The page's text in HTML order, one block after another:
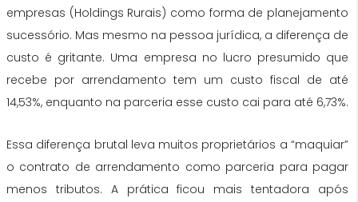
empresas (Holdings Rurais) como forma de planejamento
sucessório. Mas mesmo na pessoa jurídica, a diferença de
custo é gritante. Uma empresa no lucro presumido que
recebe por arrendamento tem um custo fiscal de até
14,53%, enquanto na parceria esse custo cai para até 6,73%.
Essa diferença brutal leva muitos proprietários a “maquiar”
o contrato de arrendamento como parceria para pagar
menos tributos. A prática ficou mais tentadora após